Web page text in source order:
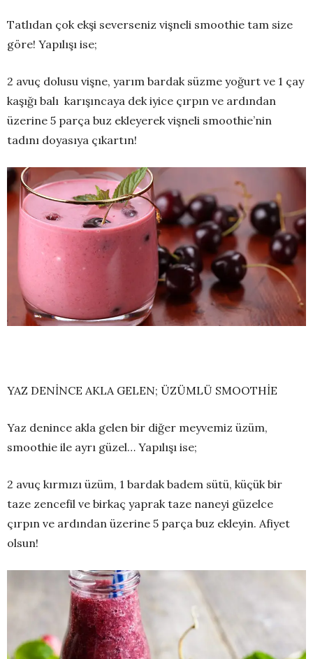
Tatlıdan çok ekşi severseniz vişneli smoothie tam size
göre! Yapılışı ise;
2 avuç dolusu vişne, yarım bardak süzme yoğurt ve 1 çay
kaşığı balı karışıncaya dek iyice çırpın ve ardından
üzerine 5 parça buz ekleyerek vişneli smoothie’nin
tadını doyasıya çıkartın!
YAZ DENİNCE AKLA GELEN; ÜZÜMLÜ SMOOTHİE
Yaz denince akla gelen bir diğer meyvemiz üzüm,
smoothie ile ayrı güzel… Yapılışı ise;
2 avuç kırmızı üzüm, 1 bardak badem sütü, küçük bir
taze zencefil ve birkaç yaprak taze naneyi güzelce
çırpın ve ardından üzerine 5 parça buz ekleyin. Afiyet
olsun!